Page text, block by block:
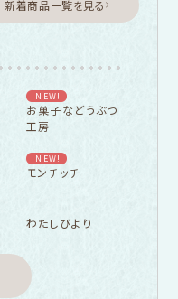
新着商品一覧を見る
NEW!
お菓子などうぶつ
工房
NEW!
モンチッチ
わたしびより